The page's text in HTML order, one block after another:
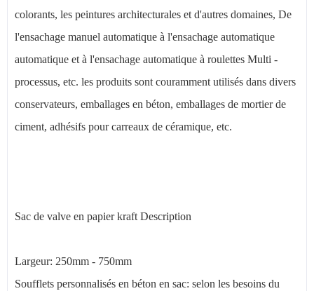
colorants, les peintures architecturales et d'autres domaines, De
l'ensachage manuel automatique à l'ensachage automatique
automatique et à l'ensachage automatique à roulettes Multi -
processus, etc. les produits sont couramment utilisés dans divers
conservateurs, emballages en béton, emballages de mortier de
ciment, adhésifs pour carreaux de céramique, etc.
Sac de valve en papier kraft Description
Largeur: 250mm - 750mm
Soufflets personnalisés en béton en sac: selon les besoins du